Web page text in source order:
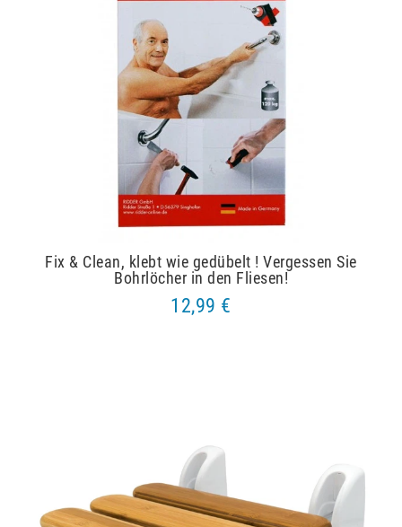
Fix & Clean, klebt wie gedübelt ! Vergessen Sie
Bohrlöcher in den Fliesen!
12,99 €